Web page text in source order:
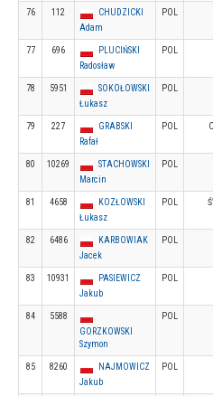
76 112
CHUDZICKI
Adam
POL
77 696
PLUCIŃSKI
Radosław
POL
78 5951
SOKOŁOWSKI
Łukasz
POL
79 227
GRABSKI
Rafał
POL
80 10269
STACHOWSKI
Marcin
POL
81 4658
KOZŁOWSKI
Łukasz
POL
82 6486
KARBOWIAK
Jacek
POL
83 10931
PASIEWICZ
Jakub
POL
84
5588
GORZKOWSKI
Szymon
POL
85 8260
NAJMOWICZ
Jakub
POL